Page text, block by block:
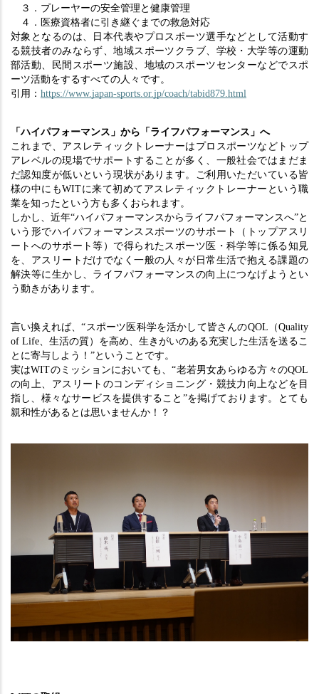
３．プレーヤーの安全管理と健康管理
４．医療資格者に引き継ぐまでの救急対応
対象となるのは、日本代表やプロスポーツ選手などとして活動す
る競技者のみならず、地域スポーツクラブ、学校・大学等の運動
部活動、民間スポーツ施設、地域のスポーツセンターなどでスポ
ーツ活動をするすべての人々です。
引用： https://www.japan-sports.or.jp/coach/tabid879.html
「ハイパフォーマンス」から「ライフパフォーマンス」へ
これまで、アスレティックトレーナーはプロスポーツなどトップ
アレベルの現場でサポートすることが多く、一般社会ではまだま
だ認知度が低いという現状があります。ご利用いただいている皆
様の中にもWITに来て初めてアスレティックトレーナーという職
業を知ったという方も多くおられます。
しかし、近年“ハイパフォーマンスからライフパフォーマンスへ”と
いう形でハイパフォーマンススポーツのサポート（トップアスリ
ートへのサポート等）で得られたスポーツ医・科学等に係る知見
を、アスリートだけでなく一般の人々が日常生活で抱える課題の
解決等に生かし、ライフパフォーマンスの向上につなげようとい
う動きがあります。
言い換えれば、“スポーツ医科学を活かして皆さんのQOL（Quality
of Life、生活の質）を高め、生きがいのある充実した生活を送るこ
とに寄与しよう！”ということです。
実はWITのミッションにおいても、“老若男女あらゆる方々のQOL
の向上、アスリートのコンディショニング・競技力向上などを目
指し、様々なサービスを提供すること”を掲げております。とても
親和性があるとは思いませんか！？